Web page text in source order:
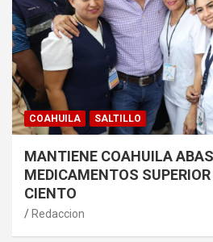
COAHUILA SALTILLO
MANTIENE COAHUILA
MEDICAMENTOS
CIENTO
Redaccion